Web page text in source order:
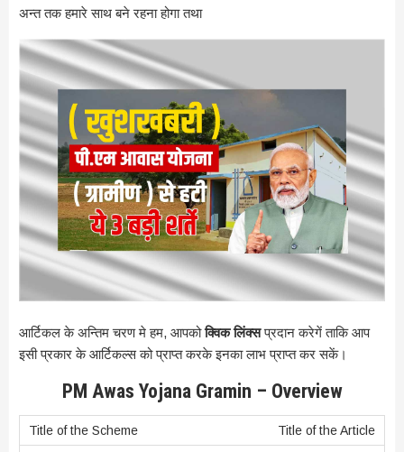
अन्त तक हमारे साथ बने रहना होगा तथा
आर्टिकल के अन्तिम चरण मे हम, आपकोक्विक लिंक्सप्रदान करेगें ताकि आप
इसी प्रकार के आर्टिकल्स को प्राप्त करके इनका लाभ प्राप्त कर सकें।
PM Awas Yojana Gramin – Overview
Title of the Article